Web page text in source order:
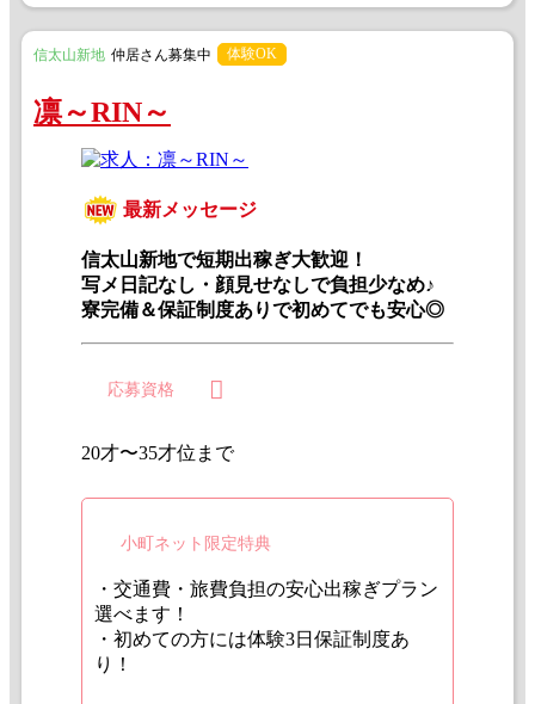
信太山新地 仲居さん募集中 体験OK
凛～RIN～
最新メッセージ
信太山新地で短期出稼ぎ大歓迎！
写メ日記なし・顔見せなしで負担少なめ♪
寮完備＆保証制度ありで初めてでも安心◎
応募資格
20才〜35才位まで
小町ネット限定特典
・交通費・旅費負担の安心出稼ぎプラン
選べます！
・初めての方には体験3日保証制度あ
り！